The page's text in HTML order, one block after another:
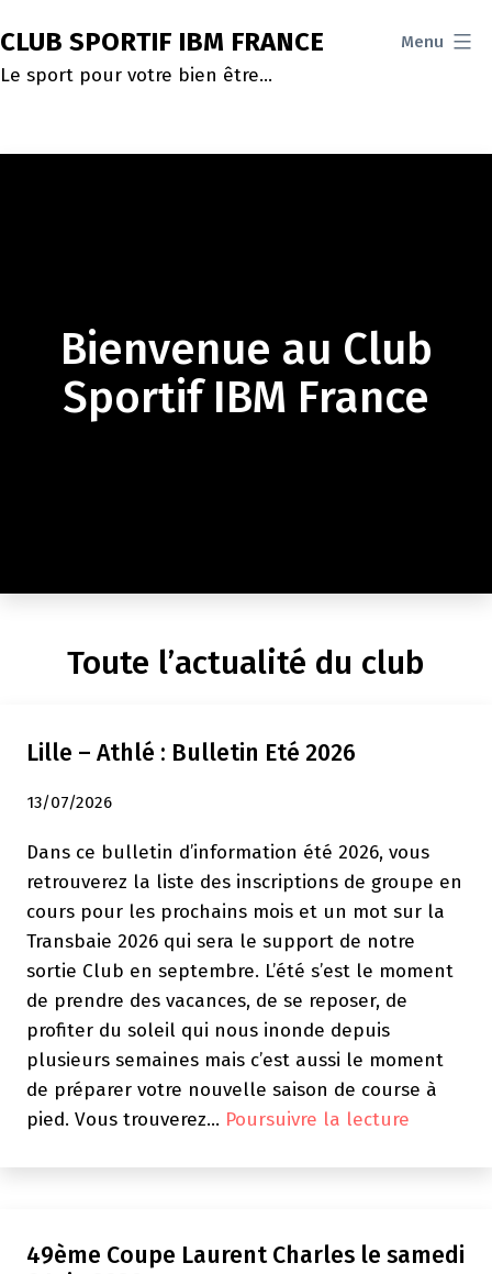
au
contenu
CLUB SPORTIF IBM FRANCE
Le sport pour votre bien être…
Menu
Bienvenue au Club
Sportif IBM France
Toute l’actualité du club
Lille – Athlé : Bulletin Eté 2026
13/07/2026
Dans ce bulletin d’information été 2026, vous
retrouverez la liste des inscriptions de groupe en
cours pour les prochains mois et un mot sur la
Transbaie 2026 qui sera le support de notre
sortie Club en septembre. L’été s’est le moment
de prendre des vacances, de se reposer, de
profiter du soleil qui nous inonde depuis
plusieurs semaines mais c’est aussi le moment
de préparer votre nouvelle saison de course à
pied. Vous trouverez… Poursuivre la lecture
Eté
49ème Coupe Laurent Charles le samedi